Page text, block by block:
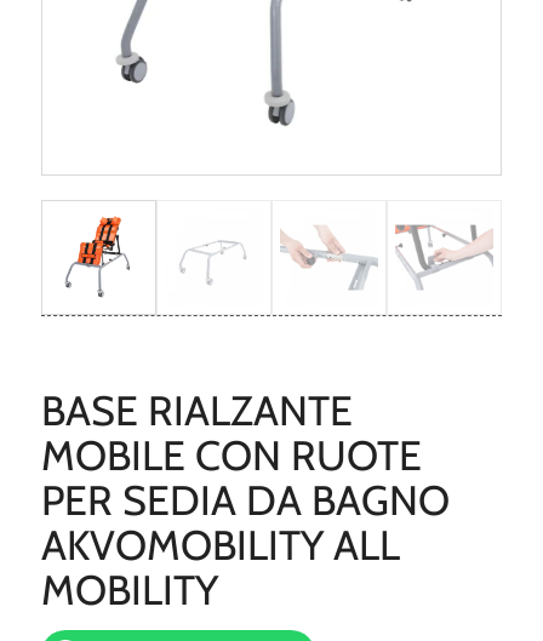
BASE RIALZANTE
MOBILE CON RUOTE
PER SEDIA DA BAGNO
AKVOMOBILITY ALL
MOBILITY